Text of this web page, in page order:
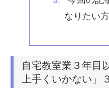
なりたい
自宅教室業３年目
上手くいかない」